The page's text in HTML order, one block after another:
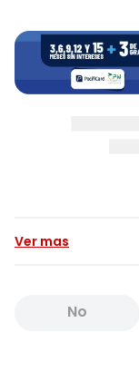
Ver mas
No